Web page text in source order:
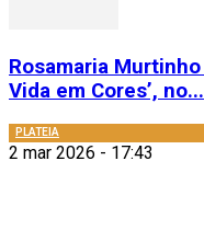
Rosamaria
Vida em Cores’, no...
PLATEIA
2 mar 2026 - 17:43